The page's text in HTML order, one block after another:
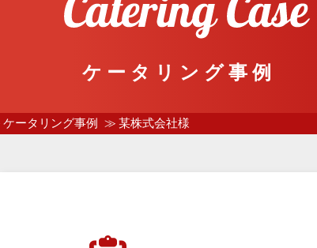
ケータリング事例
ケータリング事例 某株式会社様